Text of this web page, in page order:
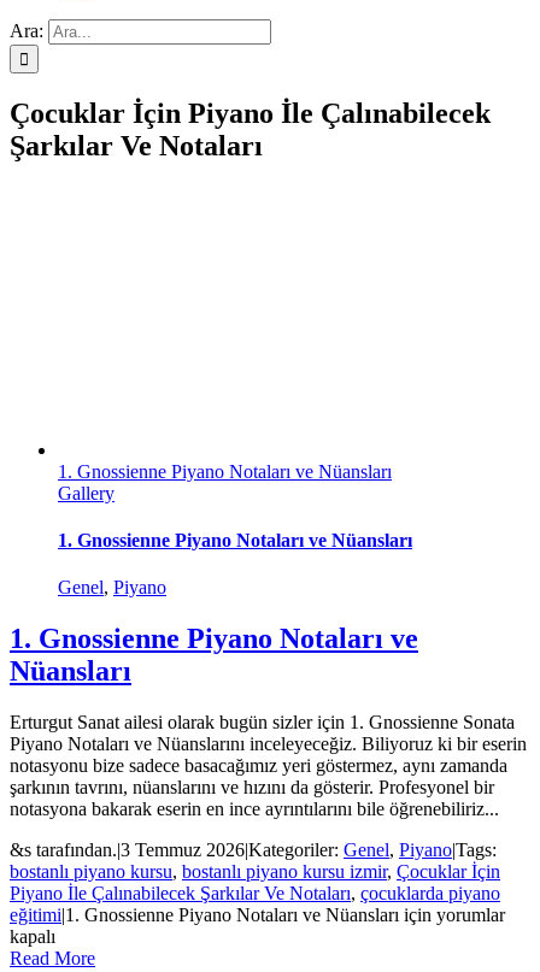
Ara:
Çocuklar İçin Piyano İle Çalınabilecek
Şarkılar Ve Notaları
1. Gnossienne Piyano Notaları ve Nüansları
Gallery
1. Gnossienne Piyano Notaları ve Nüansları
Genel, Piyano
1. Gnossienne Piyano Notaları ve
Nüansları
Erturgut Sanat ailesi olarak bugün sizler için 1. Gnossienne Sonata
Piyano Notaları ve Nüanslarını inceleyeceğiz. Biliyoruz ki bir eserin
notasyonu bize sadece basacağımız yeri göstermez, aynı zamanda
şarkının tavrını, nüanslarını ve hızını da gösterir. Profesyonel bir
notasyona bakarak eserin en ince ayrıntılarını bile öğrenebiliriz...
&s tarafından.|3 Temmuz 2026|Kategoriler: Genel, Piyano|Tags:
bostanlı piyano kursu, bostanlı piyano kursu izmir, Çocuklar İçin
Piyano İle Çalınabilecek Şarkılar Ve Notaları, çocuklarda piyano
eğitimi|1. Gnossienne Piyano Notaları ve Nüansları için yorumlar
kapalı
Read More